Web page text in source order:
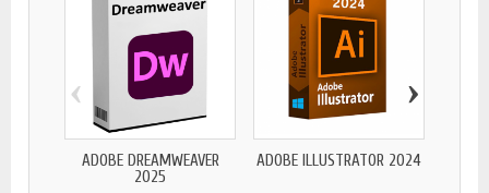
ADOBE DREAMWEAVER
2025
ADOBE ILLUSTRATOR 2024
‹ ›